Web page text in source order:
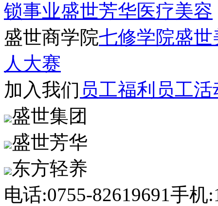
锁事业盛世芳华医疗美容
盛世商学院七修学院盛世
人大赛
加入我们 员工福利 员工活
盛世集团
盛世芳华
东方轻养
电话:0755-82619691手机